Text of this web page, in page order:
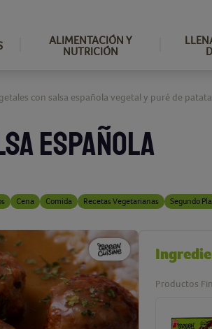
ALIMENTACIÓN Y
NUTRICIÓN
ESPAÑOLA
Cena Comida Recetas Vegetarianas Segundo
con salsa española vegetal y puré de patata
Productos